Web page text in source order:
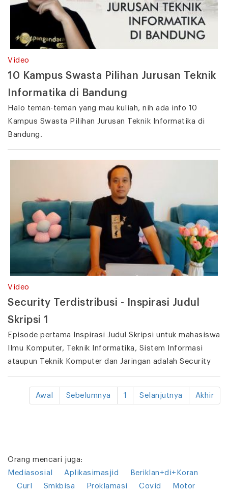
Video
10 Kampus Swasta Pilihan Jurusan Teknik
Informatika di Bandung
Halo teman-teman yang mau kuliah, nih ada info 10
Kampus Swasta Pilihan Jurusan Teknik Informatika di
Bandung.
Video
Security Terdistribusi - Inspirasi Judul
Skripsi 1
Episode pertama Inspirasi Judul Skripsi untuk mahasiswa
Ilmu Komputer, Teknik Informatika, Sistem Informasi
ataupun Teknik Komputer dan Jaringan adalah Security
Awal Sebelumnya 1 Selanjutnya Akhir
Orang mencari juga:
Mediasosial
Aplikasimasjid
Beriklan+di+Koran
Curl
Smkbisa Proklamasi Covid
Motor